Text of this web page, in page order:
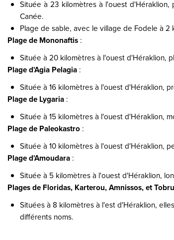
Située à 23 kilomètres à l'ouest
Canée.
Plage de sable, avec le village de Fodele à
Plage de Mononaftis :
Située à 20 kilomètres à l'ouest d'Héraklion,
Plage d'Agia Pelagia :
Située à 16 kilomètres à l'ouest d'Héraklion,
Plage de Lygaria :
Située à 15 kilomètres à l'ouest d'Héraklion,
Plage de Paleokastro :
Située à 10 kilomètres à l'ouest d'Héraklion,
Plage d'Amoudara :
Située à 5 kilomètres à l'ouest d'Héraklion,
Plages de Floridas, Karterou, Amnissos, et
Situées à 8 kilomètres à l'est d'Héraklion,
différents noms.